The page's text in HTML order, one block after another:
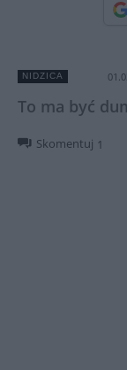
NIDZICA
To ma być
Skomentuj 1